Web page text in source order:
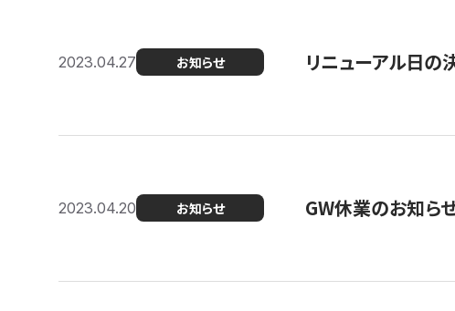
2023.04.27 お知らせ リニューアル日の
2023.04.20 お知らせ GW休業のお知ら